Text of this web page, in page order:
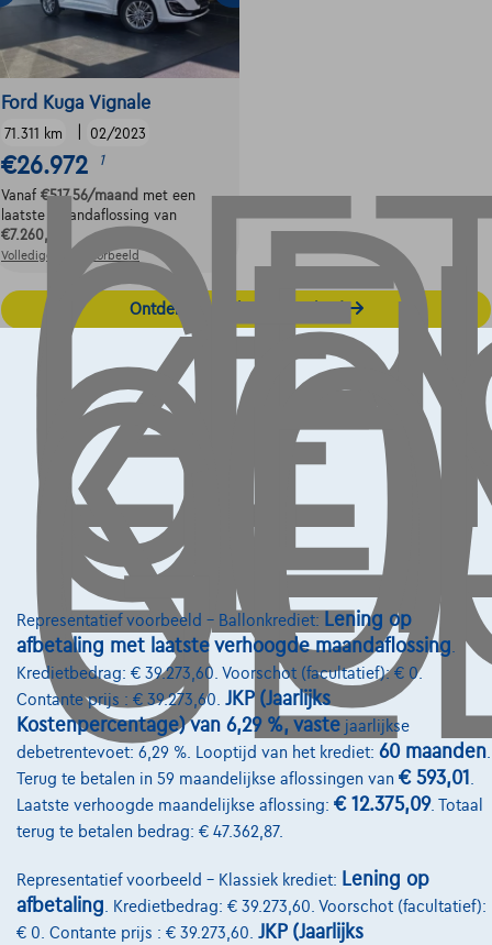
Ford Kuga Vignale
71.311 km 02/2023
€26.972 1
Vanaf €517,56/maand met een
laatste maandaflossing van
€7.260,56
Volledige cijfervoorbeeld
Ontdek het volledige aanbod
Representatief voorbeeld – Ballonkrediet: Lening op
afbetaling met laatste verhoogde maandaflossing
Kredietbedrag: € 39.273,60. Voorschot (facultatief): € 0.
Contante prijs : € 39.273,60. JKP (Jaarlijks
Kostenpercentage) van 6,29 %, vaste jaarlijkse
debetrentevoet: 6,29 %. Looptijd van het krediet: 60 maanden
Terug te betalen in 59 maandelijkse aflossingen van € 593,01
Laatste verhoogde maandelijkse aflossing: € 12.375,09. Totaal
terug te betalen bedrag: € 47.362,87.
Representatief voorbeeld – Klassiek krediet: Lening op
afbetaling. Kredietbedrag: € 39.273,60. Voorschot (facultatief):
€ 0. Contante prijs : € 39.273,60. JKP (Jaarlijks
Contact
info@touringcarselect.be
Koning Albert II-laan 4, B12
1000 Brussel
Diensten & Oplossingen
Pechverhelping verzekering
Financiering
Lease en persoonlijke lease